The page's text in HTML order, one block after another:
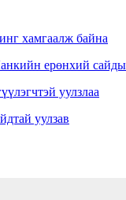
хамгаалж байна
ерөнхий сайдыг
уулзлаа
уулзав